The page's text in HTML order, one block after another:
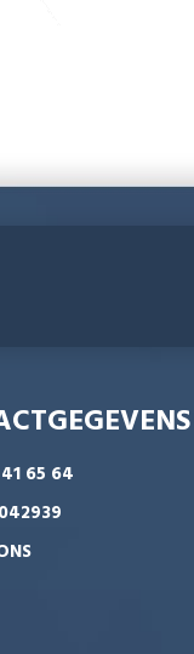
65 64